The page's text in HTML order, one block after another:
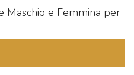
Maschio e Femmina per